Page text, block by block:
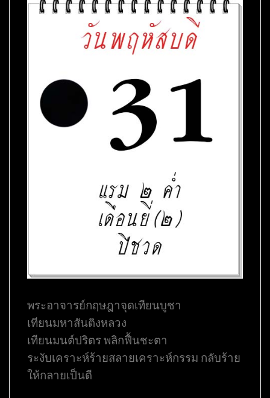
พระอาจารย์กฤษฎาจุดเทียนบูชา
เทียนมหาสันติงหลวง
เทียนมนต์ปริตร พลิกฟื้นชะตา
ระงับเคราะห์ร้ายสลายเคราะห์กรรม กลับร้าย
ให้กลายเป็นดี